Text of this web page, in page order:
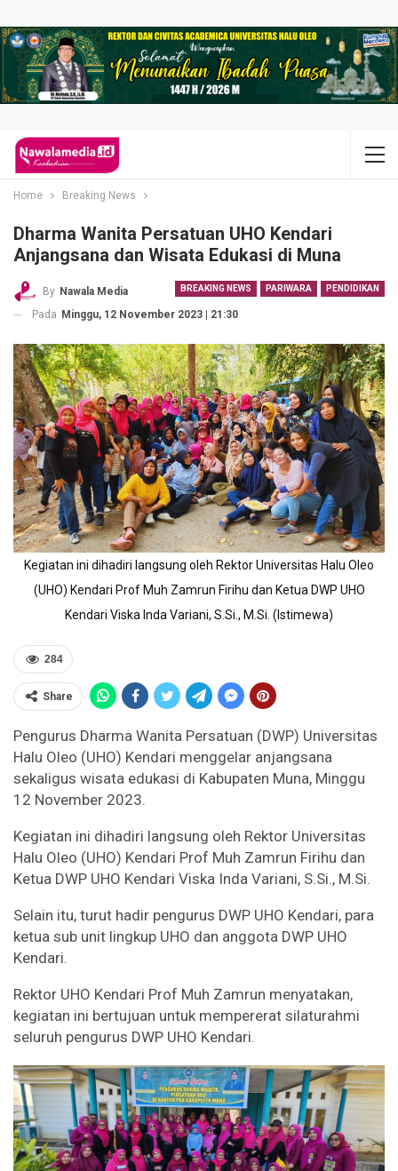
Home Breaking News
Dharma Wanita Persatuan UHO Kendari
Anjangsana dan Wisata Edukasi di Muna
BREAKING NEWS PARIWARA PENDIDIKAN
By Nawala Media
Pada Minggu, 12 November 2023 | 21:30
Kegiatan ini dihadiri langsung oleh Rektor Universitas Halu Oleo
(UHO) Kendari Prof Muh Zamrun Firihu dan Ketua DWP UHO
Kendari Viska Inda Variani, S.Si., M.Si. (Istimewa)
284
Share
Pengurus Dharma Wanita Persatuan (DWP) Universitas
Halu Oleo (UHO) Kendari menggelar anjangsana
sekaligus wisata edukasi di Kabupaten Muna, Minggu
12 November 2023.
Kegiatan ini dihadiri langsung oleh Rektor Universitas
Halu Oleo (UHO) Kendari Prof Muh Zamrun Firihu dan
Ketua DWP UHO Kendari Viska Inda Variani, S.Si., M.Si.
Selain itu, turut hadir pengurus DWP UHO Kendari, para
ketua sub unit lingkup UHO dan anggota DWP UHO
Kendari.
Rektor UHO Kendari Prof Muh Zamrun menyatakan,
kegiatan ini bertujuan untuk mempererat silaturahmi
seluruh pengurus DWP UHO Kendari.